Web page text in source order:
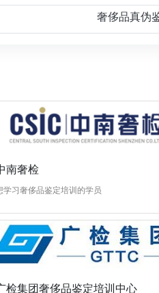
奢侈品真伪
南奢检
学习奢侈品鉴定培训的学员
检集团奢侈品鉴定培训中心